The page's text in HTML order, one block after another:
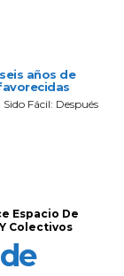
años de
Fácil: Después